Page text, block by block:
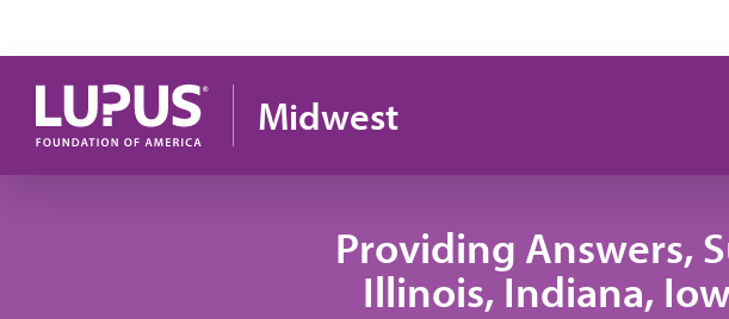
Midwest
Providing Answers,
Illinois, Indiana,